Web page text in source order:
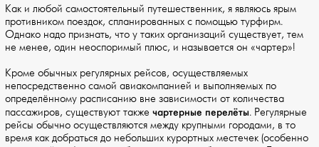
Как и любой самостоятельный путешественник, я являюсь ярым
противником поездок, спланированных с помощью турфирм.
Однако надо признать, что у таких организаций существует, тем
не менее, один неоспоримый плюс, и называется он «чартер»!
Кроме обычных регулярных рейсов, осуществляемых
непосредственно самой авиакомпанией и выполняемых по
определённому расписанию вне зависимости от количества
пассажиров, существуют также чартерные перелёты. Регулярные
рейсы обычно осуществляются между крупными городами, в то
время как добраться до небольших курортных местечек (особенно